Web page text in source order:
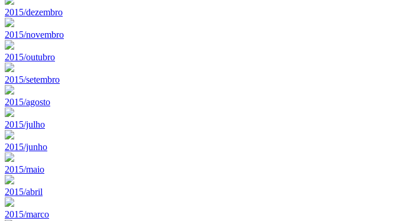
2015/dezembro
2015/novembro
2015/outubro
2015/setembro
2015/agosto
2015/julho
2015/junho
2015/maio
2015/abril
2015/marco